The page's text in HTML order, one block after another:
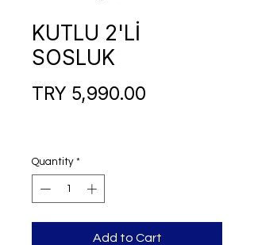
KUTLU 2'Lİ
SOSLUK
TRY 5,990.00
Quantity *
Add to Cart